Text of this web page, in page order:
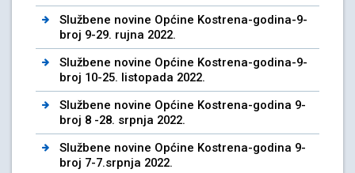
Službene novine Općine Kostrena-godina-9-
broj 9-29. rujna 2022.
Službene novine Općine Kostrena-godina-9-
broj 10-25. listopada 2022.
Službene novine Općine Kostrena-godina 9-
broj 8 -28. srpnja 2022.
Službene novine Općine Kostrena-godina 9-
broj 7-7.srpnja 2022.